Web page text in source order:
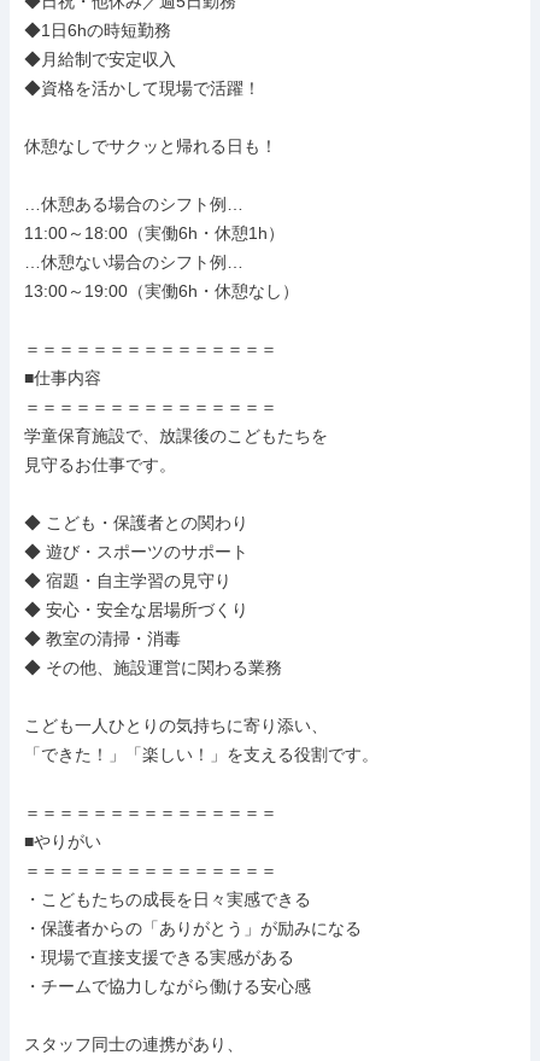
◆1日6hの時短勤務
◆月給制で安定収入
◆資格を活かして現場で活躍！
休憩なしでサクッと帰れる日も！
…休憩ある場合のシフト例…
11:00～18:00（実働6h・休憩1h）
…休憩ない場合のシフト例…
13:00～19:00（実働6h・休憩なし）
＝＝＝＝＝＝＝＝＝＝＝＝＝＝＝
■仕事内容
＝＝＝＝＝＝＝＝＝＝＝＝＝＝＝
学童保育施設で、放課後のこどもたちを
見守るお仕事です。
◆ こども・保護者との関わり
◆ 遊び・スポーツのサポート
◆ 宿題・自主学習の見守り
◆ 安心・安全な居場所づくり
◆ 教室の清掃・消毒
◆ その他、施設運営に関わる業務
こども一人ひとりの気持ちに寄り添い、
「できた！」「楽しい！」を支える役割です。
＝＝＝＝＝＝＝＝＝＝＝＝＝＝＝
■やりがい
＝＝＝＝＝＝＝＝＝＝＝＝＝＝＝
・こどもたちの成長を日々実感できる
・保護者からの「ありがとう」が励みになる
・現場で直接支援できる実感がある
・チームで協力しながら働ける安心感
スタッフ同士の連携があり、